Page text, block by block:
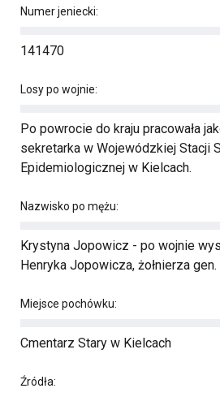
Numer jeniecki:
141470
Losy po wojnie:
Po powrocie do kraju pracowała
sekretarka w Wojewódzkiej Stacji
Epidemiologicznej w Kielcach.
Nazwisko po mężu:
Krystyna Jopowicz - po wojnie
Henryka Jopowicza, żołnierza
Miejsce pochówku:
Cmentarz Stary w Kielcach
Źródła: